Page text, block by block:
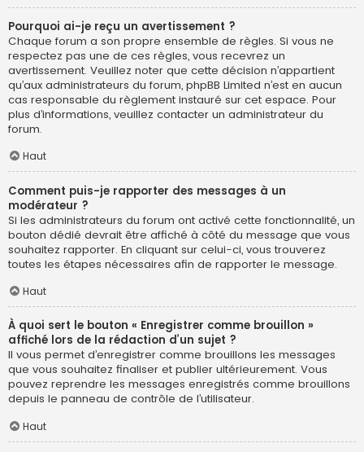
Pourquoi ai-je reçu un avertissement ?
Chaque forum a son propre ensemble de règles. Si vous ne
respectez pas une de ces règles, vous recevrez un
avertissement. Veuillez noter que cette décision n’appartient
qu’aux administrateurs du forum, phpBB Limited n’est en aucun
cas responsable du règlement instauré sur cet espace. Pour
plus d’informations, veuillez contacter un administrateur du
forum.
Haut
Comment puis-je rapporter des messages à un
modérateur ?
Si les administrateurs du forum ont activé cette fonctionnalité, un
bouton dédié devrait être affiché à côté du message que vous
souhaitez rapporter. En cliquant sur celui-ci, vous trouverez
toutes les étapes nécessaires afin de rapporter le message.
Haut
À quoi sert le bouton « Enregistrer comme brouillon »
affiché lors de la rédaction d’un sujet ?
Il vous permet d’enregistrer comme brouillons les messages
que vous souhaitez finaliser et publier ultérieurement. Vous
pouvez reprendre les messages enregistrés comme brouillons
depuis le panneau de contrôle de l’utilisateur.
Haut